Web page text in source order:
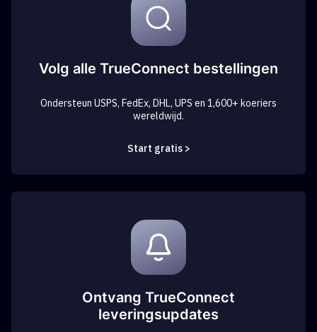
Volg alle TrueConnect bestellingen
Ondersteun USPS, FedEx, DHL, UPS en 1,600+ koeriers
wereldwijd.
Start gratis >
Ontvang TrueConnect
leveringsupdates